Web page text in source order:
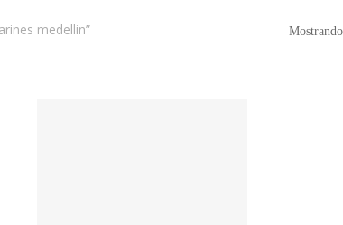
medellin”